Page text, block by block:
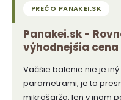
Panakei.sk -
výhodnejšia
Väčšie balenie nie je
parametrami, je to
mikrošarža, len v inom